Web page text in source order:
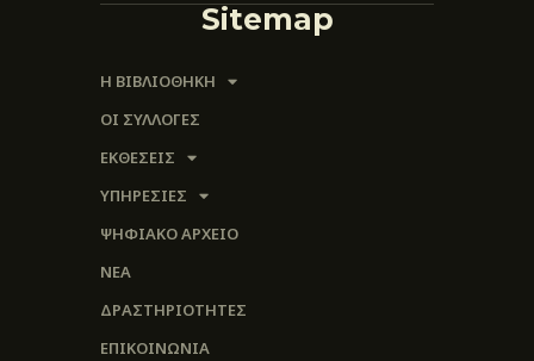
Sitemap
Η ΒΙΒΛΙΟΘΗΚΗ
ΟΙ ΣΥΛΛΟΓΈΣ
ΕΚΘΕΣΕΙΣ
ΥΠΗΡΕΣΙΕΣ
ΨΗΦΙΑΚΌ ΑΡΧΕΊΟ
ΝΕΑ
ΔΡΑΣΤΗΡΙΟΤΗΤΕΣ
ΕΠΙΚΟΙΝΩΝΊΑ